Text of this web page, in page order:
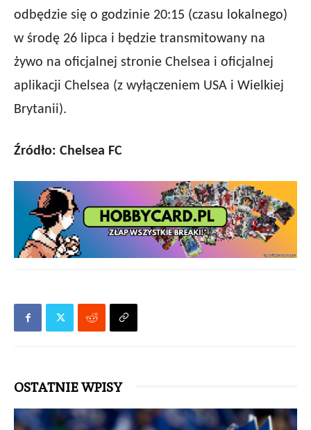
odbędzie się o godzinie 20:15 (czasu lokalnego)
w środę 26 lipca i będzie transmitowany na
żywo na oficjalnej stronie Chelsea i oficjalnej
aplikacji Chelsea (z wyłączeniem USA i Wielkiej
Brytanii).
Źródło: Chelsea FC
OSTATNIE WPISY